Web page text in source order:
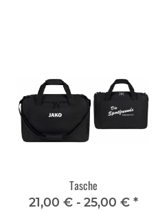
Tasche
21,00 € - 25,00 € *